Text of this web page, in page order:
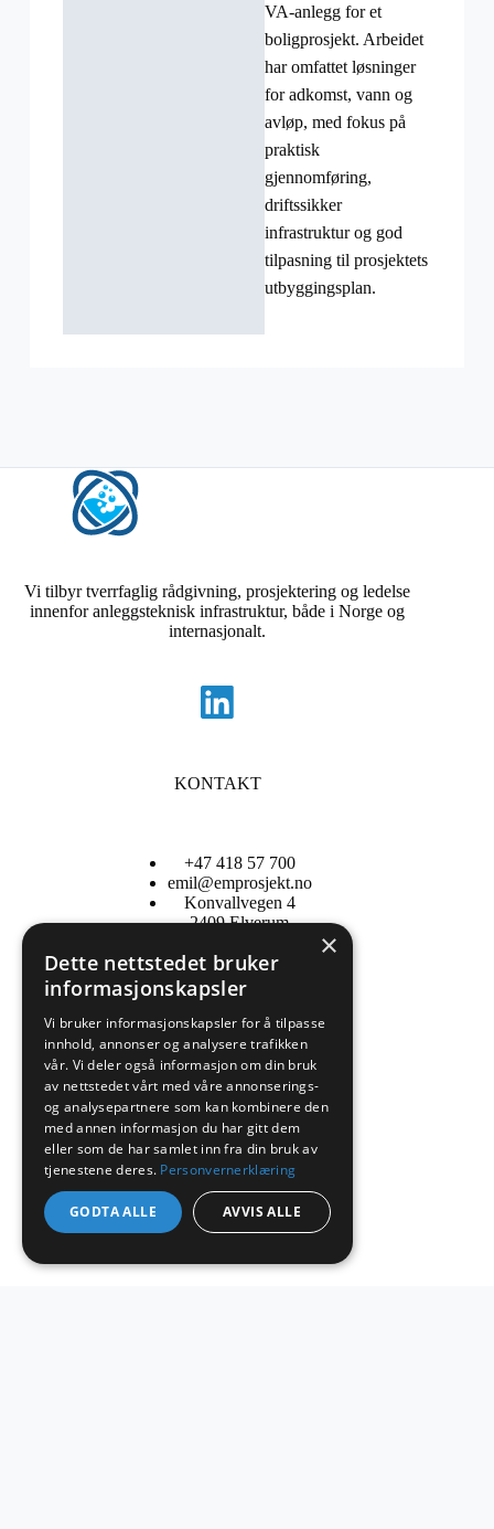
VA-anlegg for et
boligprosjekt. Arbeidet
har omfattet løsninger
for adkomst, vann og
avløp, med fokus på
praktisk
gjennomføring,
driftssikker
infrastruktur og god
tilpasning til prosjektets
utbyggingsplan.
Vi tilbyr tverrfaglig rådgivning, prosjektering og ledelse
innenfor anleggsteknisk infrastruktur, både i Norge og
internasjonalt.
KONTAKT
+47 418 57 700
emil@emprosjekt.no
Konvallvegen 4
2409 Elverum
Informasjonskapsler
Personvernerklæring
MENY
Vann, avløp og overvann
Samferdsel
Geoteknikk og miljø
Ledelse, SHA og risikostyring
Prosjekter
Om oss
Kontakt oss
×
Dette nettstedet bruker
informasjonskapsler
Vi bruker informasjonskapsler for å tilpasse
innhold, annonser og analysere trafikken
vår. Vi deler også informasjon om din bruk
av nettstedet vårt med våre annonserings-
og analysepartnere som kan kombinere den
med annen informasjon du har gitt dem
eller som de har samlet inn fra din bruk av
tjenestene deres. Personvernerklæring
GODTA ALLE AVVIS ALLE